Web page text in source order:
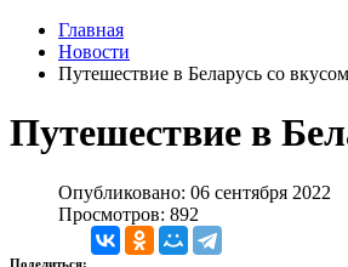
Главная
Новости
Путешествие в Беларусь со
Путешествие в
Опубликовано: 06 сентября 2022
Просмотров: 892
Поделиться: